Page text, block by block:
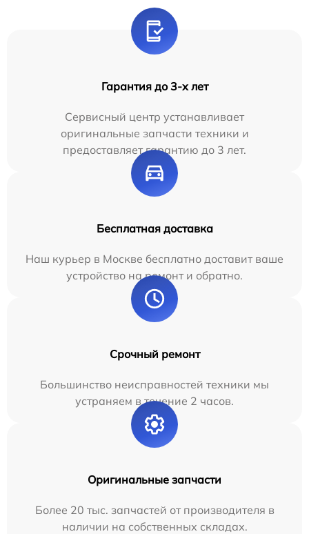
Гарантия до 3-х лет
Сервисный центр устанавливает
оригинальные запчасти техники и
предоставляет гарантию до 3 лет.
Бесплатная доставка
Наш курьер в Москве бесплатно доставит ваше
устройство на ремонт и обратно.
Срочный ремонт
Большинство неисправностей техники мы
устраняем в течение 2 часов.
Оригинальные запчасти
Более 20 тыс. запчастей от производителя в
наличии на собственных складах.